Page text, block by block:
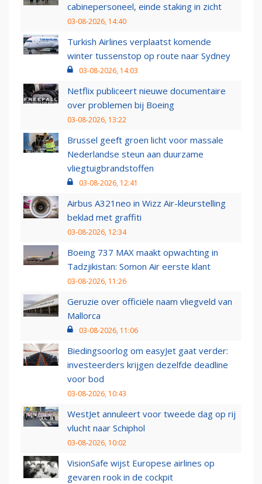
cabinepersoneel, einde staking in zicht
03-08-2026, 14:40
Turkish Airlines verplaatst komende
winter tussenstop op route naar Sydney
03-08-2026, 14:03
Netflix publiceert nieuwe documentaire
over problemen bij Boeing
03-08-2026, 13:22
Brussel geeft groen licht voor massale
Nederlandse steun aan duurzame
vliegtuigbrandstoffen
03-08-2026, 12:41
Airbus A321neo in Wizz Air-kleurstelling
beklad met graffiti
03-08-2026, 12:34
Boeing 737 MAX maakt opwachting in
Tadzjikistan: Somon Air eerste klant
03-08-2026, 11:26
Geruzie over officiële naam vliegveld van
Mallorca
03-08-2026, 11:06
Biedingsoorlog om easyJet gaat verder:
investeerders krijgen dezelfde deadline
voor bod
03-08-2026, 10:43
WestJet annuleert voor tweede dag op rij
vlucht naar Schiphol
03-08-2026, 10:02
VisionSafe wijst Europese airlines op
gevaren rook in de cockpit